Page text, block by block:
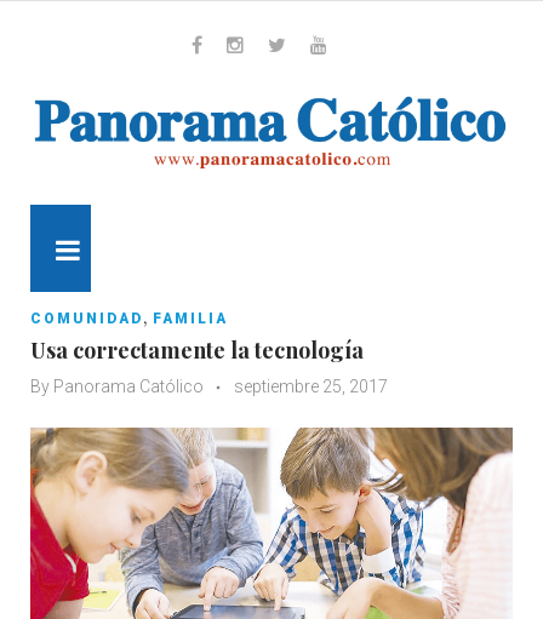
COMUNIDAD , FAMILIA
Usa correctamente la tecnología
By Panorama Católico septiembre 25, 2017